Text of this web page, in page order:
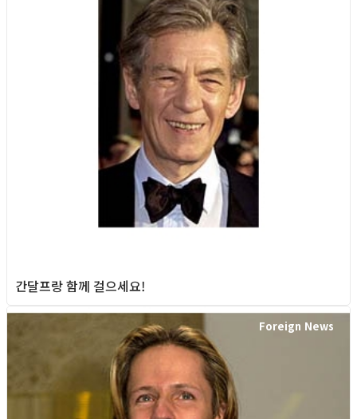
간달프랑 함께 걸으세요!
Foreign News